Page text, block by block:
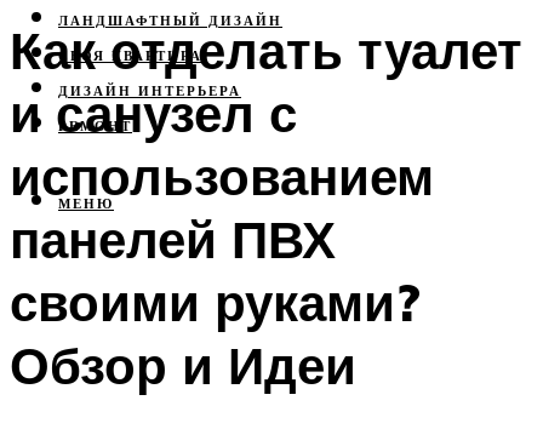
ЛАНДШАФТНЫЙ ДИЗАЙН
СВОЯ КВАРТИРА
ДИЗАЙН ИНТЕРЬЕРА
РЕМОНТ
МЕНЮ
Как отделать туалет
и санузел с
использованием
панелей ПВХ
своими руками?
Обзор и Идеи